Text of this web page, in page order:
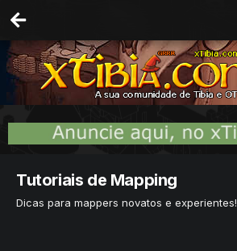
Tutoriais de Mapping
Dicas para mappers novatos e experientes!